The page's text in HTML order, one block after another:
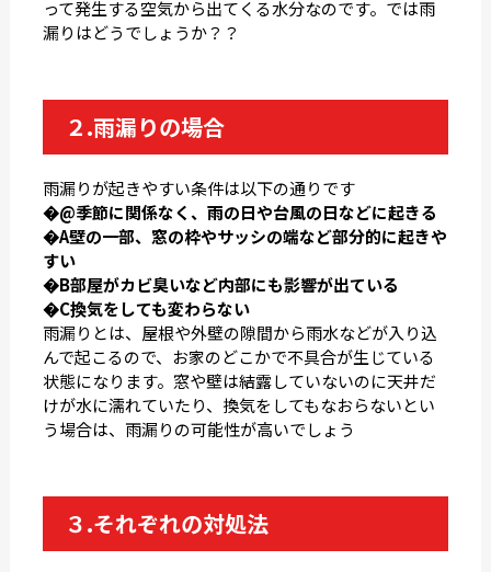
って発生する空気から出てくる水分なのです。では雨
漏りはどうでしょうか？？
２.雨漏りの場合
雨漏りが起きやすい条件は以下の通りです
�@季節に関係なく、雨の日や台風の日などに起きる
�A壁の一部、窓の枠やサッシの端など部分的に起きや
すい
�B部屋がカビ臭いなど内部にも影響が出ている
�C換気をしても変わらない
雨漏りとは、屋根や外壁の隙間から雨水などが入り込
んで起こるので、お家のどこかで不具合が生じている
状態になります。窓や壁は結露していないのに天井だ
けが水に濡れていたり、換気をしてもなおらないとい
う場合は、雨漏りの可能性が高いでしょう
３.それぞれの対処法